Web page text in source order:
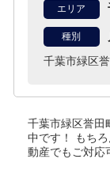
エリア
種別
千葉市緑区
千葉市緑区誉田
中です！
もち
動産でもご対応